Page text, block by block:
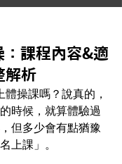
：課程內容&適
解析
操課嗎？說真的，
時候，就算體驗過
但多少會有點猶豫
上課」。